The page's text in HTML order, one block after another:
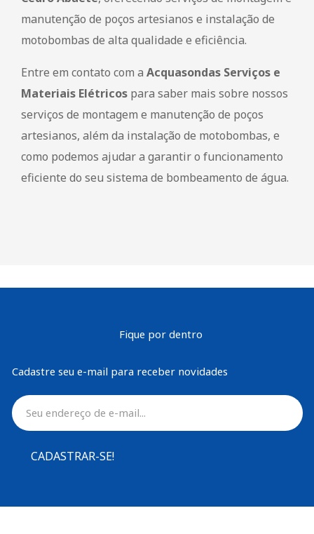
manutenção de poços artesianos e instalação de
motobombas de alta qualidade e eficiência.
Entre em contato com a Acquasondas Serviços e
Materiais Elétricos para saber mais sobre nossos
serviços de montagem e manutenção de poços
artesianos, além da instalação de motobombas, e
como podemos ajudar a garantir o funcionamento
eficiente do seu sistema de bombeamento de água.
Fique por dentro
Cadastre seu e-mail para receber novidades
CADASTRAR-SE!